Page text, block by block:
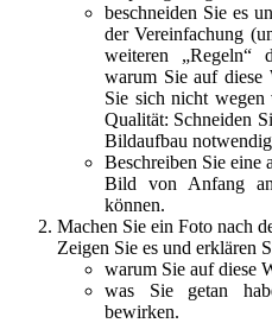
beschneiden Sie es
der Vereinfachung
weiteren „Regeln“
warum Sie auf diese
Sie sich nicht wegen
Qualität: Schneiden
Bildaufbau
Beschreiben Sie eine
Bild von Anfang
können.
Machen Sie ein Foto nach
Zeigen Sie es und erklären
warum Sie auf diese
was Sie getan
bewirken.